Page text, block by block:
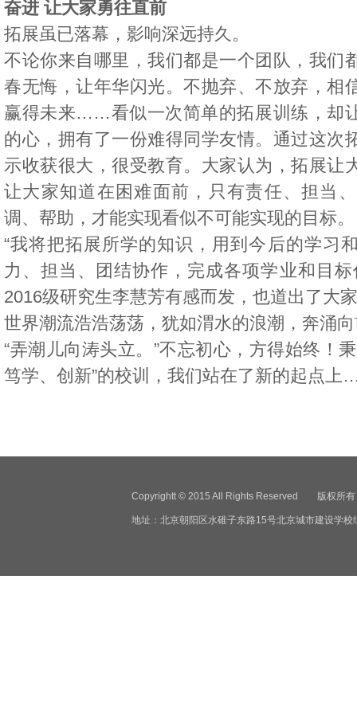
奋进 让大家勇往直前
拓展虽已落幕，影响深远持久。
不论你来自哪里，我们都是一个团队，我们
春无悔，让年华闪光。不抛弃、不放弃，相
赢得未来……看似一次简单的拓展训练，却
的心，拥有了一份难得同学友情。通过这次
示收获很大，很受教育。大家认为，拓展让
让大家知道在困难面前，只有责任、担当
调、帮助，才能实现看似不可能实现的目标。
“我将把拓展所学的知识，用到今后的学习
力、担当、团结协作，完成各项学业和目
2016级研究生李慧芳有感而发，也道出了大
世界潮流浩浩荡荡，犹如渭水的浪潮，奔涌
“弄潮儿向涛头立。”不忘初心，方得始终！
笃学、创新”的校训，我们站在了新的起点
Copyrightt © 2015 All Rights Reserved 版权所有
地址：北京朝阳区水碓子东路15号北京城市建